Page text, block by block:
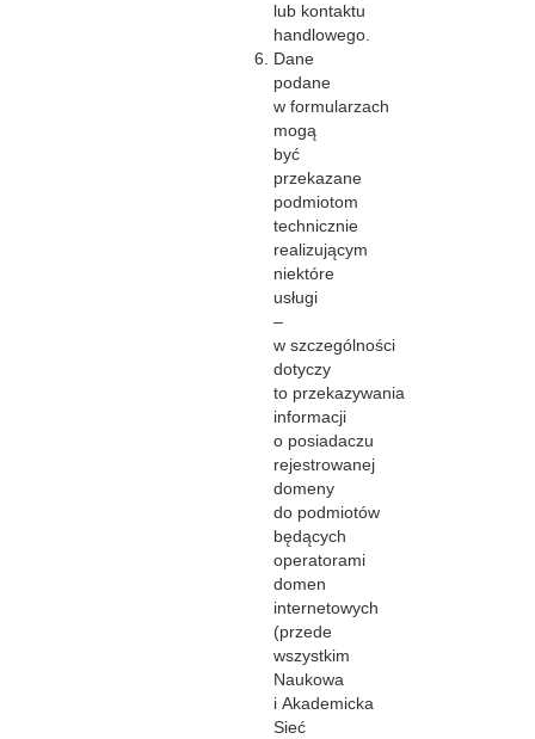
lub kontaktu
handlowego.
Dane
podane
w formularzach
mogą
być
przekazane
podmiotom
technicznie
realizującym
niektóre
usługi
–
w szczególności
dotyczy
to przekazywania
informacji
o posiadaczu
rejestrowanej
domeny
do podmiotów
będących
operatorami
domen
internetowych
(przede
wszystkim
Naukowa
i Akademicka
Sieć